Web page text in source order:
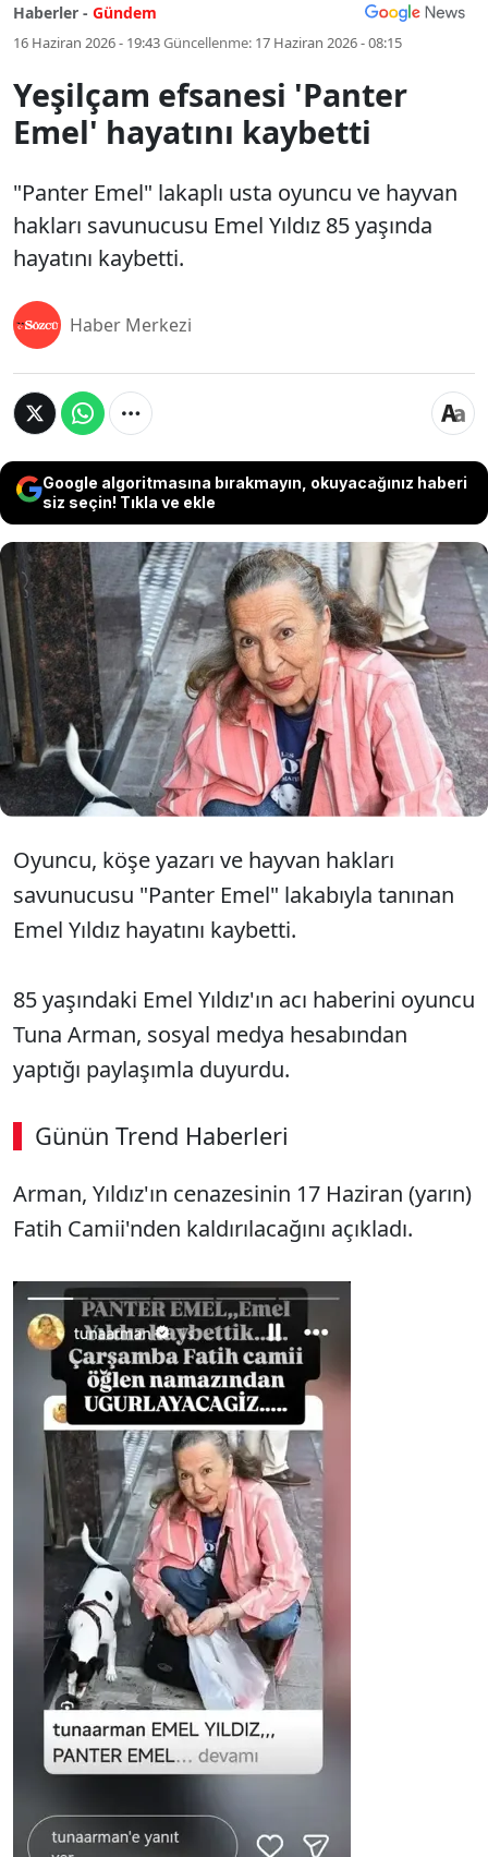
Haberler - Gündem
16 Haziran 2026 - 19:43Güncellenme: 17 Haziran 2026 - 08:15
Yeşilçam efsanesi 'Panter
Emel' hayatını kaybetti
"Panter Emel" lakaplı usta oyuncu ve hayvan
hakları savunucusu Emel Yıldız 85 yaşında
hayatını kaybetti.
Haber Merkezi
Google algoritmasına bırakmayın, okuyacağınız haberi
siz seçin! Tıkla ve ekle
"Panter Emel" lakaplı usta oyuncu ve
hayvan hakları savunucusu Emel
Yıldız 85 yaşında hayatını kaybetti.
Oyuncu, köşe yazarı ve hayvan hakları
savunucusu "Panter Emel" lakabıyla tanınan
Emel Yıldız hayatını kaybetti.
85 yaşındaki Emel Yıldız'ın acı haberini oyuncu
Tuna Arman, sosyal medya hesabından
yaptığı paylaşımla duyurdu.
Günün Trend Haberleri
00:03 / 08:43
Sesi Aç
Arman, Yıldız'ın cenazesinin 17 Haziran (yarın)
Fatih Camii'nden kaldırılacağını açıkladı.